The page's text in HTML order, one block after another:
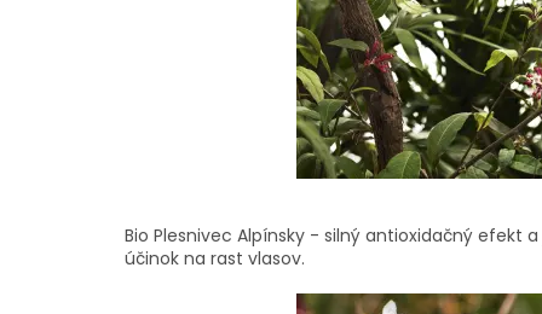
Bio Plesnivec Alpínsky - silný antioxidačný efekt
účinok na rast vlasov.